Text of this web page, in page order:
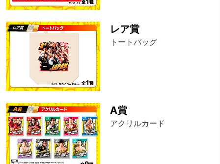
レア賞
トートバッグ
A賞
アクリルカード